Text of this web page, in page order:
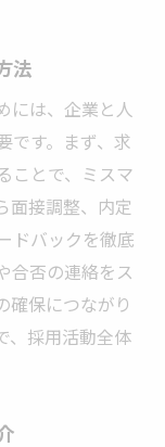
法
には、企業と人
です。まず、求
ことで、ミスマ
面接調整、内定
ドバックを徹底
合否の連絡をス
確保につながり
、採用活動全体